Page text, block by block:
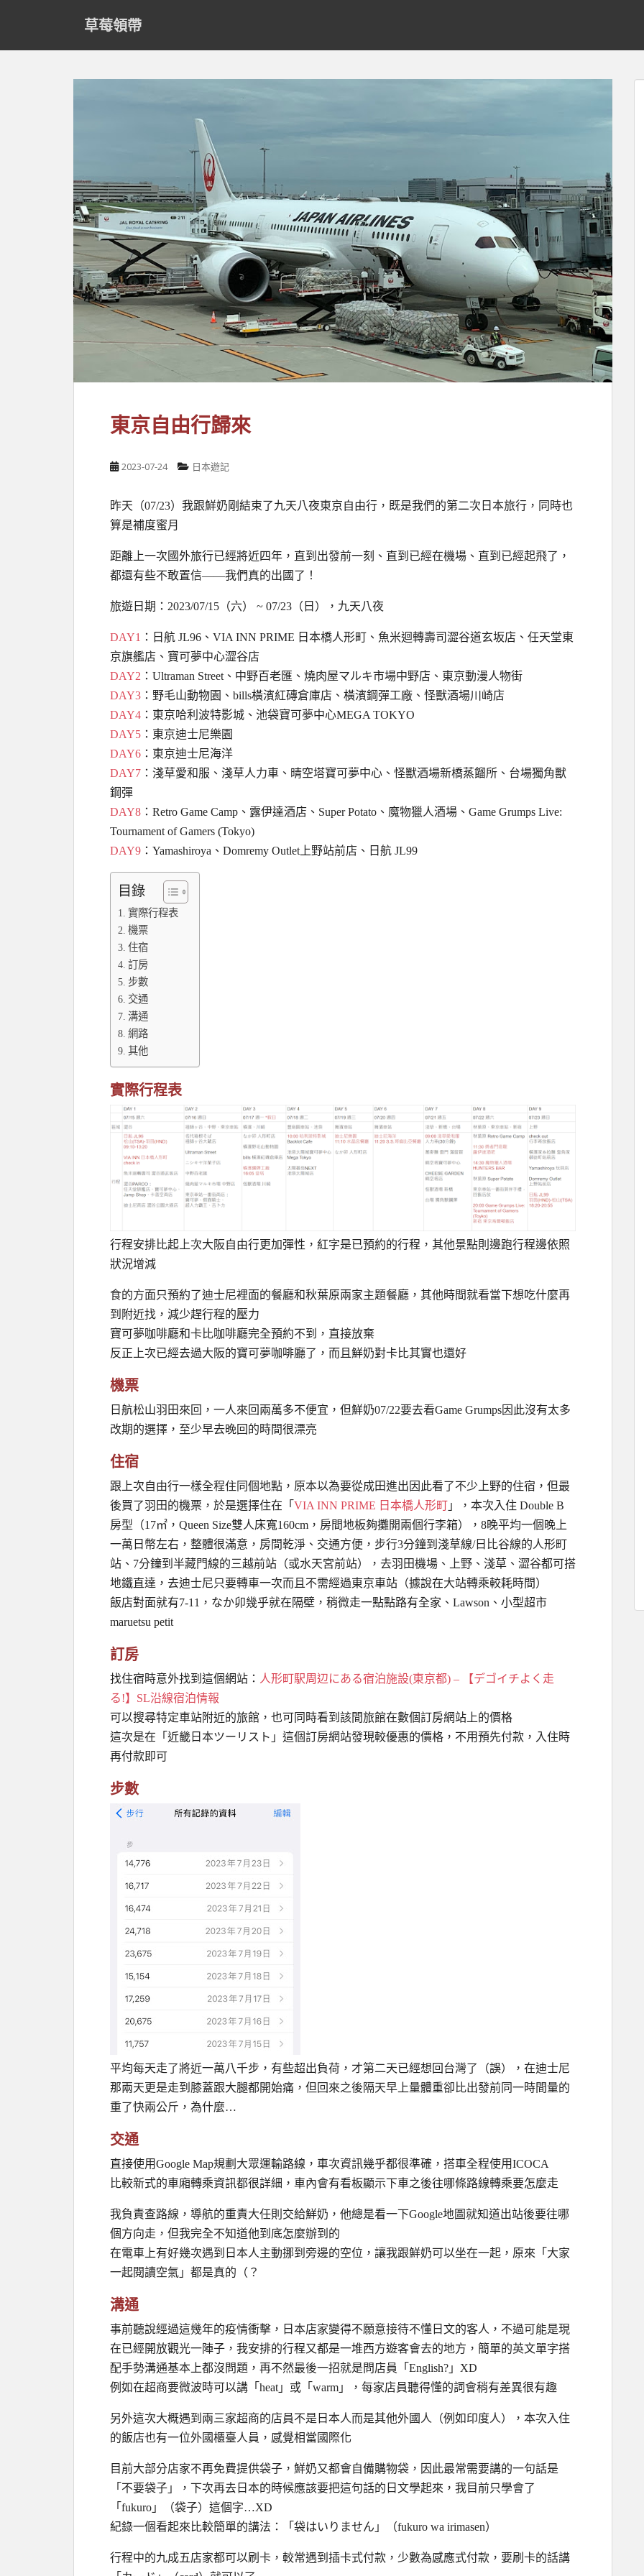
草莓領帶
東京自由行歸來
2023-07-24 日本遊記
昨天（07/23）我跟鮮奶剛結束了九天八夜東京自由行，既是我們的第二次日本旅行，同時也
算是補度蜜月
距離上一次國外旅行已經將近四年，直到出發前一刻、直到已經在機場、直到已經起飛了，
都還有些不敢置信——我們真的出國了！
旅遊日期：2023/07/15（六） ~ 07/23（日），九天八夜
DAY1 ：日航 JL96、VIA INN PRIME 日本橋人形町、魚米迴轉壽司澀谷道玄坂店、任天堂東
京旗艦店、寶可夢中心澀谷店
DAY2 ：Ultraman Street、中野百老匯、燒肉屋マルキ市場中野店、東京動漫人物街
DAY3 ：野毛山動物園、bills橫濱紅磚倉庫店、橫濱鋼彈工廠、怪獸酒場川崎店
DAY4 ：東京哈利波特影城、池袋寶可夢中心MEGA TOKYO
DAY5 ：東京迪士尼樂園
DAY6 ：東京迪士尼海洋
DAY7 ：淺草愛和服、淺草人力車、晴空塔寶可夢中心、怪獸酒場新橋蒸餾所、台場獨角獸
鋼彈
DAY8 ：Retro Game Camp、露伊達酒店、Super Potato、魔物獵人酒場、Game Grumps Live:
Tournament of Gamers (Tokyo)
DAY9 ：Yamashiroya、Domremy Outlet上野站前店、日航 JL99
目錄
實際行程表
機票
住宿
訂房
步數
交通
溝通
網路
其他
實際行程表
行程安排比起上次大阪自由行更加彈性，紅字是已預約的行程，其他景點則邊跑行程邊依照
狀況增減
食的方面只預約了迪士尼裡面的餐廳和秋葉原兩家主題餐廳，其他時間就看當下想吃什麼再
到附近找，減少趕行程的壓力
寶可夢咖啡廳和卡比咖啡廳完全預約不到，直接放棄
反正上次已經去過大阪的寶可夢咖啡廳了，而且鮮奶對卡比其實也還好
機票
日航松山羽田來回，一人來回兩萬多不便宜，但鮮奶07/22要去看Game Grumps因此沒有太多
改期的選擇，至少早去晚回的時間很漂亮
住宿
跟上次自由行一樣全程住同個地點，原本以為要從成田進出因此看了不少上野的住宿，但最
後買了羽田的機票，於是選擇住在「 VIA INN PRIME 日本橋人形町 」，本次入住 Double B
房型（17㎡，Queen Size雙人床寬160cm，房間地板夠攤開兩個行李箱），8晚平均一個晚上
一萬日幣左右，整體很滿意，房間乾淨、交通方便，步行3分鐘到淺草線/日比谷線的人形町
站、7分鐘到半藏門線的三越前站（或水天宮前站），去羽田機場、上野、淺草、澀谷都可搭
地鐵直達，去迪士尼只要轉車一次而且不需經過東京車站（據說在大站轉乘較耗時間）
飯店對面就有7-11，なか卯幾乎就在隔壁，稍微走一點點路有全家、Lawson、小型超市
maruetsu petit
訂房
找住宿時意外找到這個網站： 人形町駅周辺にある宿泊施設(東京都) – 【デゴイチよく走
る!】SL沿線宿泊情報
可以搜尋特定車站附近的旅館，也可同時看到該間旅館在數個訂房網站上的價格
這次是在「近畿日本ツーリスト」這個訂房網站發現較優惠的價格，不用預先付款，入住時
再付款即可
步數
平均每天走了將近一萬八千步，有些超出負荷，才第二天已經想回台灣了（誤），在迪士尼
那兩天更是走到膝蓋跟大腿都開始痛，但回來之後隔天早上量體重卻比出發前同一時間量的
重了快兩公斤，為什麼…
交通
直接使用Google Map規劃大眾運輸路線，車次資訊幾乎都很準確，搭車全程使用ICOCA
比較新式的車廂轉乘資訊都很詳細，車內會有看板顯示下車之後往哪條路線轉乘要怎麼走
我負責查路線，導航的重責大任則交給鮮奶，他總是看一下Google地圖就知道出站後要往哪
個方向走，但我完全不知道他到底怎麼辦到的
在電車上有好幾次遇到日本人主動挪到旁邊的空位，讓我跟鮮奶可以坐在一起，原來「大家
一起閱讀空氣」都是真的（？
溝通
事前聽說經過這幾年的疫情衝擊，日本店家變得不願意接待不懂日文的客人，不過可能是現
在已經開放觀光一陣子，我安排的行程又都是一堆西方遊客會去的地方，簡單的英文單字搭
配手勢溝通基本上都沒問題，再不然最後一招就是問店員「English?」XD
例如在超商要微波時可以講「heat」或「warm」，每家店員聽得懂的詞會稍有差異很有趣
另外這次大概遇到兩三家超商的店員不是日本人而是其他外國人（例如印度人），本次入住
的飯店也有一位外國櫃臺人員，感覺相當國際化
目前大部分店家不再免費提供袋子，鮮奶又都會自備購物袋，因此最常需要講的一句話是
「不要袋子」，下次再去日本的時候應該要把這句話的日文學起來，我目前只學會了
「fukuro」（袋子）這個字…XD
紀錄一個看起來比較簡單的講法：「袋はいりません」（fukuro wa irimasen）
行程中的九成五店家都可以刷卡，較常遇到插卡式付款，少數為感應式付款，要刷卡的話講